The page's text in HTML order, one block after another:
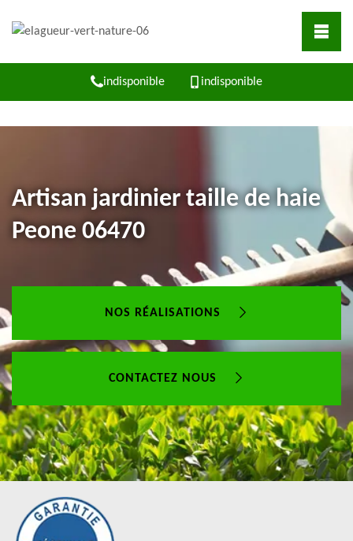
indisponible indisponible
Artisan jardinier taille de haie
Peone 06470
NOS RÉALISATIONS
CONTACTEZ NOUS